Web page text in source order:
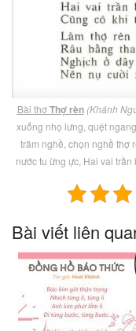
Bài thơThợ rèn (Khánh
xuống nhọ lưng, quệt
trăm nghề, chọn nghề thợ
nước tu ừng ực, Hai vai
Bài viết liên